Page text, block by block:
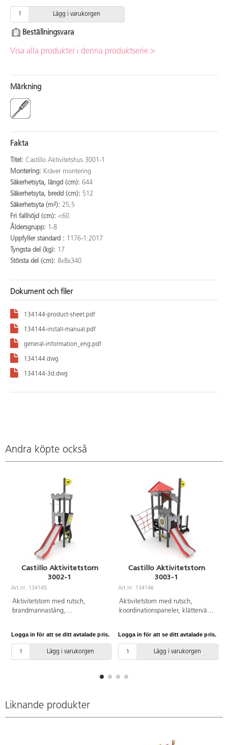
Lägg i varukorgen
Beställningsvara
Visa alla produkter i denna produktserie >
Märkning
Fakta
Titel: Castillo Aktivitetshus 3001-1
Montering: Kräver montering
Säkerhetsyta, längd (cm): 644
Säkerhetsyta, bredd (cm): 512
Säkerhetsyta (m²): 25,5
Fri fallhöjd (cm): <60
Åldersgrupp: 1-8
Uppfyller standard : 1176-1:2017
Tyngsta del (kg): 17
Största del (cm): 8x8x340
Dokument och filer
134144-product-sheet.pdf
134144-install-manual.pdf
general-information_eng.pdf
134144.dwg
134144-3d.dwg
Andra köpte också
Castillo Aktivitetstorn
3002-1
Art.nr: 134145
Aktivitetstorn med rutsch,
brandmannastång,
materialspecifikation och övrig
info. Vid installation ska alltid
den medföljande manualen
Logga in för att se ditt avtalade pris.
Lägg i varukorgen
Castillo Aktivitetstorn
3003-1
Art.nr: 134146
Aktivitetstorn med rutsch,
koordinationspaneler, klättervägg
övrig info. Vid installation ska
alltid den medföljande manualen
användas. Den senaste versionen
Inkluderar markförankring K1.
Logga in för att se ditt avtalade pris.
Lägg i varukorgen
Liknande produkter